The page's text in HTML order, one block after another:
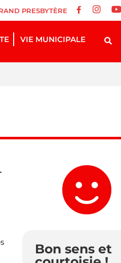
PRESBYTÈRE
VIE MUNICIPALE
Bon sens et